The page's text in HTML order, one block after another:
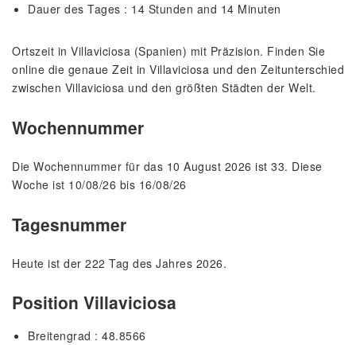
Dauer des Tages : 14 Stunden and 14 Minuten
Ortszeit in Villaviciosa (Spanien) mit Präzision. Finden Sie
online die genaue Zeit in Villaviciosa und den Zeitunterschied
zwischen Villaviciosa und den größten Städten der Welt.
Wochennummer
Die Wochennummer für das 10 August 2026 ist 33. Diese
Woche ist 10/08/26 bis 16/08/26
Tagesnummer
Heute ist der 222 Tag des Jahres 2026.
Position Villaviciosa
Breitengrad : 48.8566